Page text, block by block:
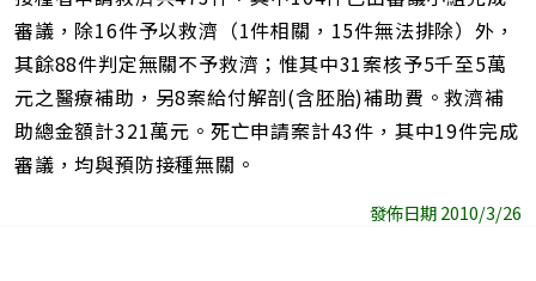
審議，除16件予以救濟（1件相關，15件無法排除）外，
其餘88件判定無關不予救濟；惟其中31案核予5千至5萬
元之醫療補助，另8案給付解剖(含胚胎)補助費。救濟補
助總金額計321萬元。死亡申請案計43件，其中19件完成
審議，均與預防接種無關。
發佈日期 2010/3/26